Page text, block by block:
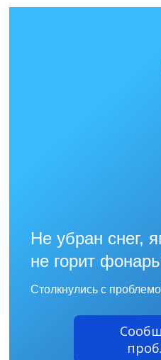
Не убран снег,
не горит
Столкнулись с